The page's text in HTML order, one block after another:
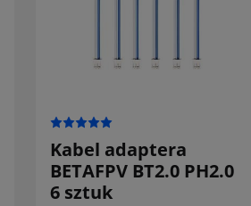
Kabel adaptera
BETAFPV BT2.0 PH2.0
6 sztuk